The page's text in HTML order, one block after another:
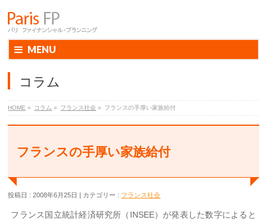
MENU
コラム
HOME » コラム » フランス社会 » フランスの手厚い家族給付
フランスの手厚い家族給付
投稿日 : 2008年6月25日 カテゴリー : フランス社会
フランス国立統計経済研究所（INSEE）が発表した数字によると